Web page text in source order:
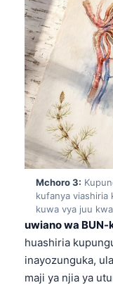
Mchoro 3:
kufanya viashiria
kuwa vya juu
uwiano wa
huashiria
inayozunguka,
maji ya njia ya